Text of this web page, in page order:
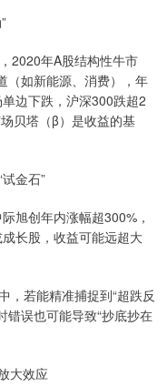
2020年A股结构性牛市
（如新能源、消费），年
边下跌，沪深300跌超2
贝塔（β）是收益的基
金石”
旭创年内涨幅超300%，
长股，收益可能远超大
，若能精准捕捉到“超跌反
错误也可能导致“抄底抄在
大效应